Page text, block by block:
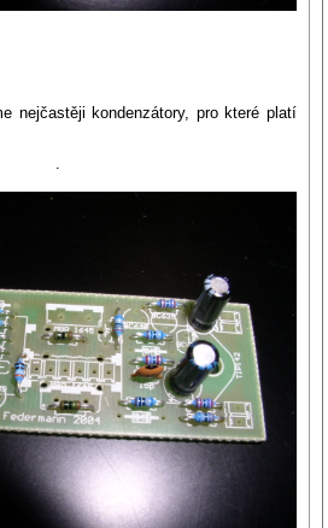
nejčastěji kondenzátory, pro které platí